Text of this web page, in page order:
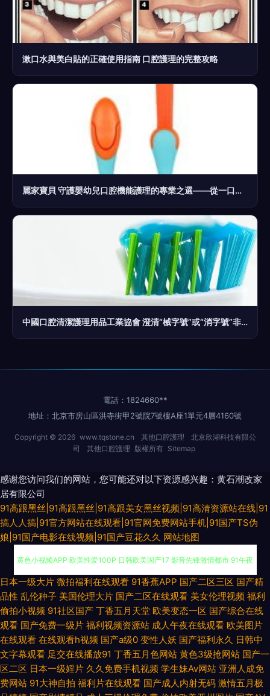
漱口水與美白貼的正確使用指南 口腔護理的完整攻略
麗家寶貝 守護嬰幼兒口腔機能護理的專業之選——從一口好牙開始，陪伴寶寶健康成長
中國口腔清潔護理用品工業協會 澄清“械字號”或“消字號”非牙膏產品屬性
電話：1824660**
地址：北京市房山區洪寺街甲2號院7號樓A座1單元4層4160號
Copyright © 2026 www.tqstone.cn 其他口腔護理
北京欣湖科技有限公
司
其他口腔護理 版權所有 Sitemap
感谢您访问我们的网站，您可能还对以下资源感兴趣：黄石潮改家
居有限公司
91高跟黑丝|91高跟黑丝|91高跟美女黑丝视频|91高清资源站在线|91
搞人人搞|91官方网站在线观看|91官网免费网站手机|91国产TS伪
娘|91国产电影在线视频|91国产豆花久久 网站地图
大香蕉青草 欧美熟妇bbw 97超碰超碰 成人性爱午夜剧场 国产乱码一区在线
黄色小视频APP 欧美性爱100P 日韩欧美国产17 影音先锋激情都市 91午夜
电影院 成人久久免费 国产午夜免费 美女福利导航 深夜福利入口 69xbcom
肏屄色网 国产黄色免费电影 激情久久肏屄视频 青娱视频91 欧美一页一区 熟
日本一级大片 微拍福利在线观看 91香蕉APP 国产二区三区 国产精
品性 乱伦种子 美国伦理大片 国产二区在线观看 美女伦理视频 福利
偷拍小视频 91社区国产 丁香五月天堂 欧美变态一区 国产综合在线
观看 国产免费一级片 福利视频资源站 成人午夜在线观看 欧美图片
在线观看 在线观看h视频 国产a级0 变性人妖 国产福利永久 日韩中
文字幕观看 足交在线播放91 丁香五月色网站 黄色3级抢网站 国产一
区二区 日本一级婬片 久久免费手机视频 学生妹Av网站 亚洲人成免
费网站 91大神自拍 福利片在线观看 国产成人内射无码 激情五月极